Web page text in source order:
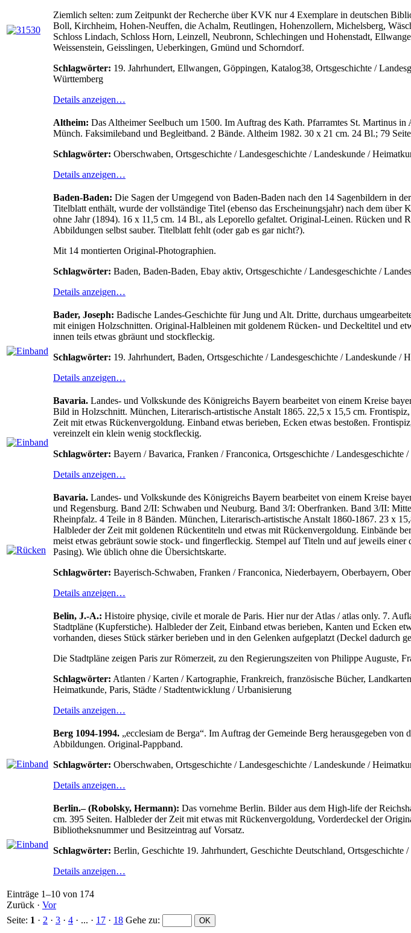
Ziemlich selten: zum Zeitpunkt der Recherche über KVK nur 4 Exemplare in deutschen
Boll, Kirchheim, Hohen-Neuffen, die Achalm, Reutlingen, Hohenzollern, Michelsberg,
Schloss Lindach, Schloss Horn, Leinzell, Neubronn, Schlechingen und Hohenstadt,
Weissenstein, Geisslingen, Ueberkingen, Gmünd und Schorndorf.
Schlagwörter: 19. Jahrhundert, Ellwangen, Göppingen, Katalog38, Ortsgeschichte /
Württemberg
Details anzeigen…
Altheim: Das Altheimer Seelbuch um 1500. Im Auftrag des Kath. Pfarramtes St. Martinus
Münch. Faksimileband und Begleitband. 2 Bände. Altheim 1982. 30 x 21 cm. 24 Bl.; 79
Schlagwörter: Oberschwaben, Ortsgeschichte / Landesgeschichte / Landeskunde /
Details anzeigen…
Baden-Baden: Die Sagen der Umgegend von Baden-Baden nach den 14 Sagenbildern in
Titelblatt enthält, wurde der vollständige Titel (ebenso das Erscheinungsjahr) nach dem
ohne Jahr (1894). 16 x 11,5 cm. 14 Bl., als Leporello gefaltet. Original-Leinen. Rücken und
Abbildungen selbst sauber. Titelblatt fehlt (oder gab es gar nicht?).
Mit 14 montierten Original-Photographien.
Schlagwörter: Baden, Baden-Baden, Ebay aktiv, Ortsgeschichte / Landesgeschichte /
Details anzeigen…
Bader, Joseph: Badische Landes-Geschichte für Jung und Alt. Dritte, durchaus
mit einigen Holzschnitten. Original-Halbleinen mit goldenem Rücken- und Deckeltitel und
innen teils etwas gbräunt und stockfleckig.
Schlagwörter: 19. Jahrhundert, Baden, Ortsgeschichte / Landesgeschichte / Landeskunde /
Details anzeigen…
Bavaria. Landes- und Volkskunde des Königreichs Bayern bearbeitet von einem Kreise
Bild in Holzschnitt. München, Literarisch-artistische Anstalt 1865. 22,5 x 15,5 cm.
Zeit mit etwas Rückenvergoldung. Einband etwas berieben, Ecken etwas bestoßen.
vereinzelt ein klein wenig stockfleckig.
Schlagwörter: Bayern / Bavarica, Franken / Franconica, Ortsgeschichte / Landesgeschichte
Details anzeigen…
Bavaria. Landes- und Volkskunde des Königreichs Bayern bearbeitet von einem Kreise
und Regensburg. Band 2/II: Schwaben und Neuburg. Band 3/I: Oberfranken. Band 3/II:
Rheinpfalz. 4 Teile in 8 Bänden. München, Literarisch-artistische Anstalt 1860-1867. 23 x
Halbleder der Zeit mit goldenen Rückentiteln und etwas mit Rückenvergoldung. Einbände
meist etwas gebräunt sowie stock- und fingerfleckig. Stempel auf Titeln und auf jeweils
Pasing). Wie üblich ohne die Übersichtskarte.
Schlagwörter: Bayerisch-Schwaben, Franken / Franconica, Niederbayern, Oberbayern,
Details anzeigen…
Belin, J.-A.: Histoire physiqe, civile et morale de Paris. Hier nur der Atlas / atlas only. 7.
Stadtpläne (Kupferstiche). Halbleder der Zeit, Einband etwas berieben, Kanten und Ecken
vorhanden, dieses Stück stärker berieben und in den Gelenken aufgeplatzt (Deckel dadurch
Die Stadtpläne zeigen Paris zur Römerzeit, zu den Regierungszeiten von Philippe Auguste,
Schlagwörter: Atlanten / Karten / Kartographie, Frankreich, französische Bücher,
Heimatkunde, Paris, Städte / Stadtentwicklung / Urbanisierung
Details anzeigen…
Berg 1094-1994. „ecclesiam de Berga“. Im Auftrag der Gemeinde Berg herausgegeben
Abbildungen. Original-Pappband.
Schlagwörter: Oberschwaben, Ortsgeschichte / Landesgeschichte / Landeskunde /
Details anzeigen…
Berlin.– (Robolsky, Hermann): Das vornehme Berlin. Bilder aus dem High-life der
cm. 395 Seiten. Halbleder der Zeit mit etwas mit Rückenvergoldung, Vorderdeckel der
Bibliotheksnummer und Besitzeintrag auf Vorsatz.
Schlagwörter: Berlin, Geschichte 19. Jahrhundert, Geschichte Deutschland, Ortsgeschichte
Details anzeigen…
Einträge 1–10 von 174
Zurück · Vor
Seite: 1 · 2 · 3 · 4 · ... · 17 · 18 Gehe zu: